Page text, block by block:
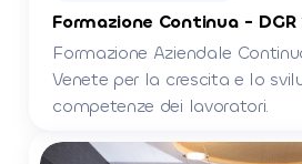
Formazione Continua - DGR
Formazione Aziendale
Venete per la crescita e lo
competenze dei lavoratori.